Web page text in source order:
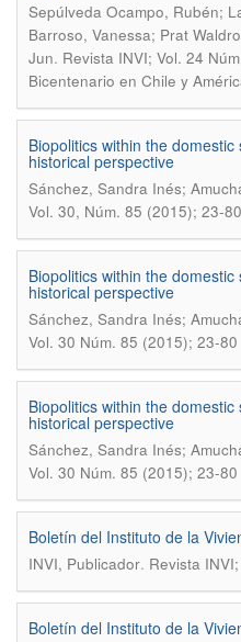
Sepúlveda Ocampo, Rubén;
Barroso, Vanessa; Prat
Jun. Revista INVI; Vol. 24
Bicentenario en Chile y
Biopolitics within the
historical perspective
Sánchez, Sandra Inés;
Vol. 30, Núm. 85 (2015); 23-80
Biopolitics within the
historical perspective
Sánchez, Sandra Inés;
Vol. 30 Núm. 85 (2015); 23-80
Biopolitics within the
historical perspective
Sánchez, Sandra Inés;
Vol. 30 Núm. 85 (2015); 23-80
Boletín del Instituto de la
INVI, Publicador. Revista
Boletín del Instituto de la